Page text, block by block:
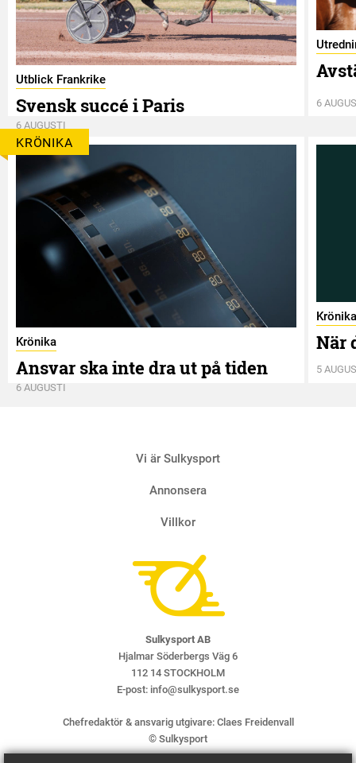
Utblick Frankrike
Svensk succé i Paris
6 AUGUSTI
6
KRÖNIKA
Krönika
Ansvar ska inte dra ut på tiden
6 AUGUSTI
Krönika
När
5
Vi är Sulkysport
Annonsera
Villkor
Sulkysport AB
Hjalmar Söderbergs Väg 6
112 14 STOCKHOLM
E-post: info@sulkysport.se
Chefredaktör & ansvarig utgivare: Claes Freidenvall
© Sulkysport